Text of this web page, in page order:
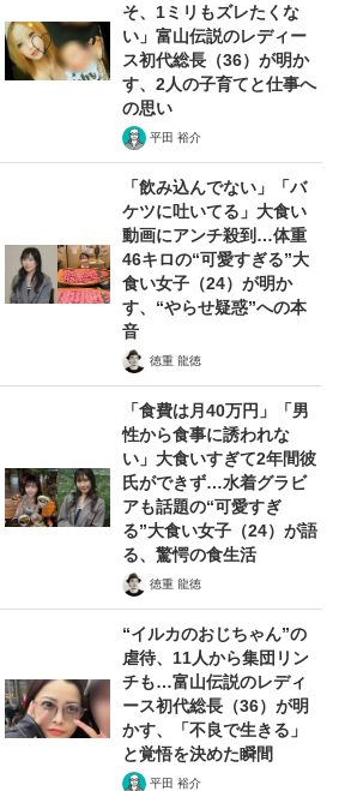
そ、1ミリもズレたくな
い」富山伝説のレディー
ス初代総長（36）が明か
す、2人の子育てと仕事へ
の思い
平田 裕介
「飲み込んでない」「バ
ケツに吐いてる」大食い
動画にアンチ殺到…体重
46キロの“可愛すぎる”大
食い女子（24）が明か
す、“やらせ疑惑”への本
音
徳重 龍徳
「食費は月40万円」「男
性から食事に誘われな
い」大食いすぎて2年間彼
氏ができず…水着グラビ
アも話題の“可愛すぎ
る”大食い女子（24）が語
る、驚愕の食生活
徳重 龍徳
“イルカのおじちゃん”の
虐待、11人から集団リン
チも…富山伝説のレディ
ース初代総長（36）が明
かす、「不良で生きる」
と覚悟を決めた瞬間
平田 裕介